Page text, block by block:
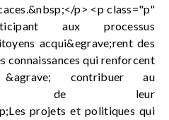
p> <p class="p"
aux processus
acqui&egrave;rent des
connaissances qui renforcent
contribuer au
de leur
projets et politiques qui